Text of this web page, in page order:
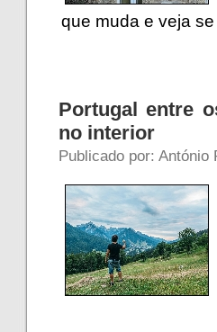
que muda e veja
Portugal entre
no interior
Publicado por: